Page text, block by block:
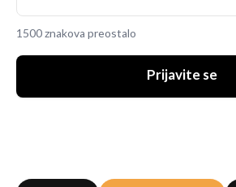
1500 znakova preostalo
Prijavite se